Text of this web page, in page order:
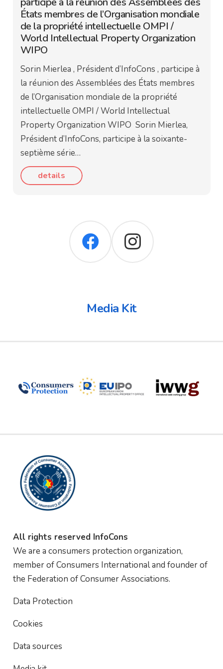
États membres de l’Organisation mondiale
de la propriété intellectuelle OMPI /
World Intellectual Property Organization
WIPO
Sorin Mierlea , Président d’InfoCons , participe à
la réunion des Assemblées des États membres
de l’Organisation mondiale de la propriété
intellectuelle OMPI / World Intellectual
Property Organization WIPO Sorin Mierlea,
Président d’InfoCons, participe à la soixante-
septième série…
details
Media Kit
All rights reserved InfoCons
We are a consumers protection organization,
member of Consumers International and founder of
the Federation of Consumer Associations.
Data Protection
Cookies
Data sources